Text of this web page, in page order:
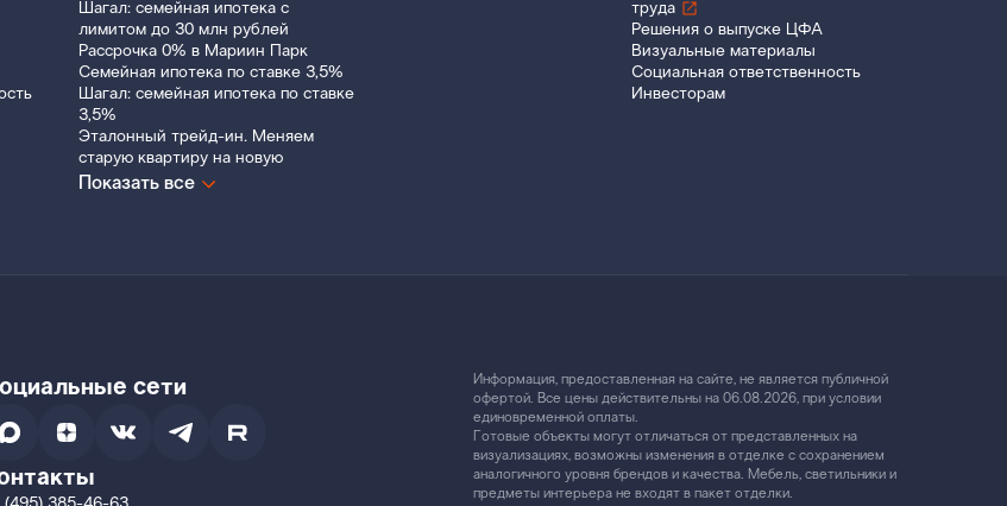
Шагал: семейная ипотека с
лимитом до 30 млн рублей
Рассрочка 0% в Мариин Парк
Семейная ипотека по ставке 3,5%
Шагал: семейная ипотека по ставке
3,5%
Эталонный трейд-ин. Меняем
старую квартиру на новую
Показать все
труда
Решения о выпуске ЦФА
Визуальные материалы
Социальная ответственность
Инвесторам
сети
Информация, предоставленная на сайте, не является публичной
офертой. Все цены действительны на 06.08.2026, при условии
единовременной оплаты.
Готовые объекты могут отличаться от представленных на
визуализациях, возможны изменения в отделке с сохранением
аналогичного уровня брендов и качества. Мебель, светильники и
предметы интерьера не входят в пакет отделки.